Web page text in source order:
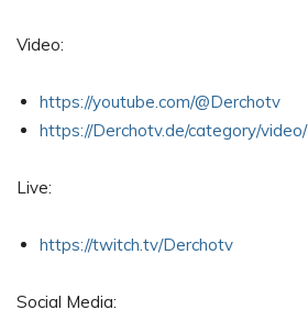
Video:
https://youtube.com/@Derchotv
https://Derchotv.de/category/video/
Live:
https://twitch.tv/Derchotv
Social Media: